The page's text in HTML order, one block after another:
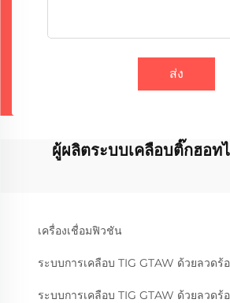
ส่ง
ผู้ผลิตระบบเคลือบติ๊กฮอท
เครื่องเชื่อมฟิวชัน
ระบบการเคลือบ TIG GTAW ด้วยลวดร้
ระบบการเคลือบ TIG GTAW ด้วยลวดร้